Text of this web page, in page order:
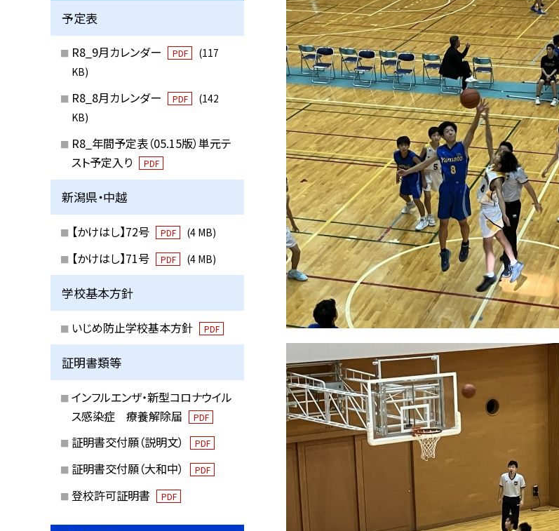
予定表
R8_9月カレンダー PDF
(117
KB)
R8_8月カレンダー PDF
(142
KB)
R8_年間予定表（05.15版）単元テ
スト予定入り
PDF
新潟県・中越
【かけはし】72号 PDF (4 MB)
【かけはし】71号 PDF (4 MB)
学校基本方針
いじめ防止学校基本方針 PDF
証明書類等
インフルエンザ・新型コロナウイル
ス感染症 療養解除届
PDF
証明書交付願（説明文） PDF
証明書交付願（大和中） PDF
登校許可証明書 PDF